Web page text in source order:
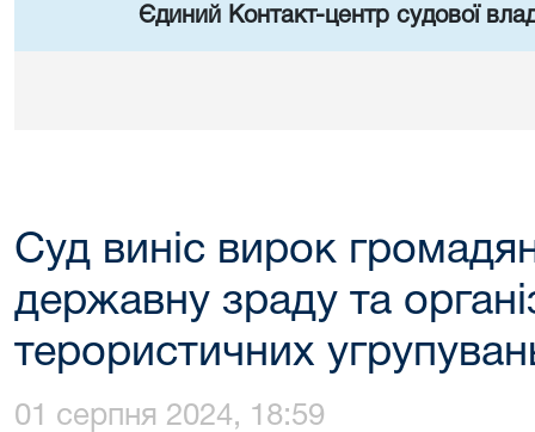
Єдиний Контакт-центр судової
Суд виніс вирок
державну зраду та
терористичних
01 серпня 2024, 18:59